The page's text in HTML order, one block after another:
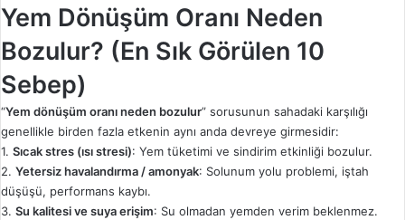
Yem Dönüşüm Oranı Neden
Bozulur? (En Sık Görülen 10
Sebep)
“Yem dönüşüm oranı neden bozulur” sorusunun sahadaki karşılığı
genellikle birden fazla etkenin aynı anda devreye girmesidir:
1. Sıcak stres (ısı stresi): Yem tüketimi ve sindirim etkinliği bozulur.
2. Yetersiz havalandırma / amonyak: Solunum yolu problemi, iştah
düşüşü, performans kaybı.
3. Su kalitesi ve suya erişim: Su olmadan yemden verim beklenmez.